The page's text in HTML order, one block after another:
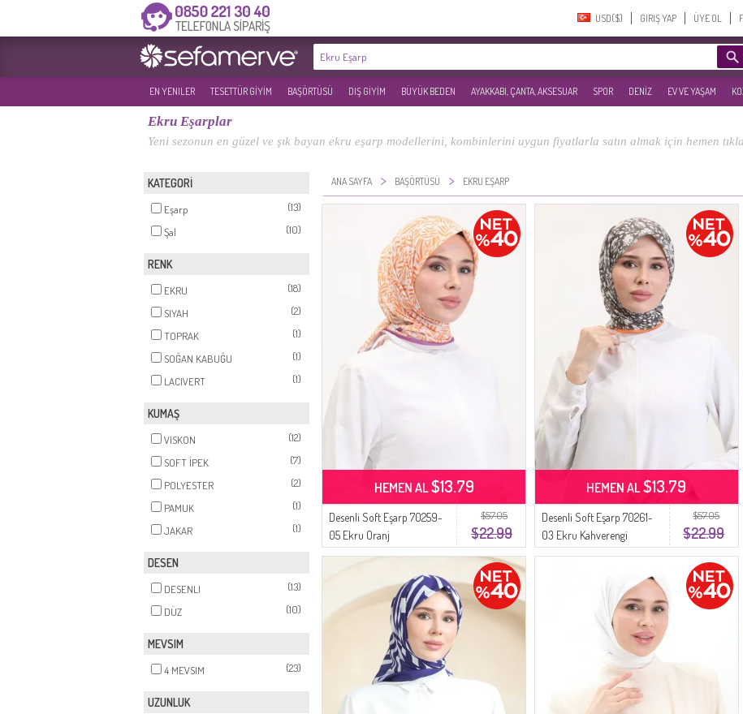
USD($)‎ GIRIŞ YAP ÜYE OL
EN YENILER TESETTÜR GİYİM BAŞÖRTÜSÜ DIŞ GİYİM BÜYÜK BEDEN AYAKKABI, ÇANTA, AKSESUAR SPOR DENİZ EV VE YAŞAM
Ekru Eşarplar
Yeni sezonun en güzel ve şık bayan ekru eşarp modellerini, kombinlerini uygun fiyatlarla satın almak için hemen
KATEGORİ
Eşarp
(13)
Şal
(10)
RENK
EKRU
(18)
SIYAH
(2)
TOPRAK
(1)
SOĞAN KABUĞU
(1)
LACIVERT
(1)
KUMAŞ
VISKON
(12)
SOFT İPEK
(7)
POLYESTER
(2)
PAMUK
(1)
JAKAR
(1)
DESEN
DESENLI
(13)
DÜZ
(10)
MEVSIM
4 MEVSIM (23)
UZUNLUK
ANA SAYFA > BAŞÖRTÜSÜ > EKRU EŞARP
$57.05
$22.99
Desenli Soft Eşarp 70259-
05 Ekru Oranj
HEMEN AL$13.79
$57.05
$22.99
Desenli Soft Eşarp 70261-
03 Ekru Kahverengi
HEMEN AL$13.79